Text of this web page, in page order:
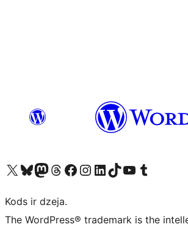
Apmeklējiet mūsu X (agrāk Twitter) kontu
Apmeklējiet mūsu Bluesky kontu
Apmeklējiet mūsu Mastodon kontu
Apmeklējiet mūsu Threads kontu
Apmeklējiet mūsu Facebook lapuApmeklējiet mūsu Instagram kontu
Apmeklējiet mūsu LinkedIn kontu
Apmeklējiet mūsu TikTok kontu
Apmeklējiet mūsu YouTube kanālu
Apmeklējiet mūsu Tumblr kontu
Kods ir dzeja.
The WordPress® trademark is the